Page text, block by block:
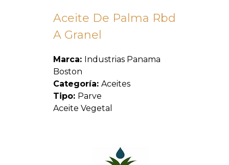
Aceite De Palma Rbd
A Granel
Marca: Industrias Panama
Boston
Categoría: Aceites
Tipo: Parve
Aceite Vegetal